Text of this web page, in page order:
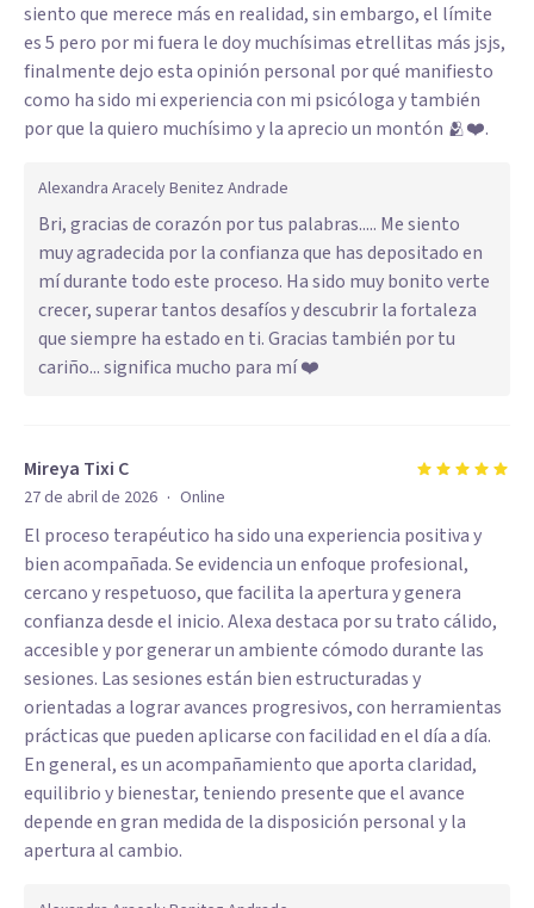
siento que merece más en realidad, sin embargo, el límite
es 5 pero por mi fuera le doy muchísimas etrellitas más jsjs,
finalmente dejo esta opinión personal por qué manifiesto
como ha sido mi experiencia con mi psicóloga y también
por que la quiero muchísimo y la aprecio un montón 🫂❤️.
Alexandra Aracely Benitez Andrade
Bri, gracias de corazón por tus palabras..... Me siento
muy agradecida por la confianza que has depositado en
mí durante todo este proceso. Ha sido muy bonito verte
crecer, superar tantos desafíos y descubrir la fortaleza
que siempre ha estado en ti. Gracias también por tu
cariño... significa mucho para mí ❤️
Mireya Tixi C
27 de abril de 2026 · Online
El proceso terapéutico ha sido una experiencia positiva y
bien acompañada. Se evidencia un enfoque profesional,
cercano y respetuoso, que facilita la apertura y genera
confianza desde el inicio. Alexa destaca por su trato cálido,
accesible y por generar un ambiente cómodo durante las
sesiones. Las sesiones están bien estructuradas y
orientadas a lograr avances progresivos, con herramientas
prácticas que pueden aplicarse con facilidad en el día a día.
En general, es un acompañamiento que aporta claridad,
equilibrio y bienestar, teniendo presente que el avance
depende en gran medida de la disposición personal y la
apertura al cambio.